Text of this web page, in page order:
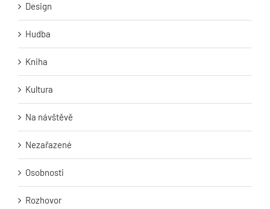
Design
Hudba
Kniha
Kultura
Na návštěvě
Nezařazené
Osobnosti
Rozhovor